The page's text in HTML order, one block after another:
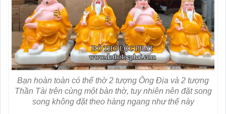
Bạn hoàn toàn có thể thờ 2 tượng Ông Địa và 2 tượng
Thần Tài trên cùng một bàn thờ, tuy nhiên nên đặt song
song không đặt theo hàng ngang như thế này